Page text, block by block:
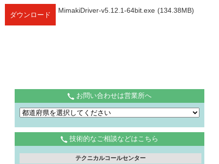
ダウンロード
MimakiDriver-v5.12.1-64bit.exe (134.38MB)
お問い合わせは営業所へ
技術的なご相談などはこちら
テクニカルコールセンター